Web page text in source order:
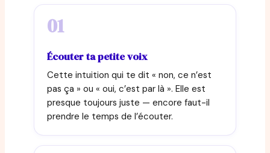
01
Écouter ta petite voix
Cette intuition qui te dit « non, ce n’est
pas ça » ou « oui, c’est par là ». Elle est
presque toujours juste — encore faut-il
prendre le temps de l’écouter.